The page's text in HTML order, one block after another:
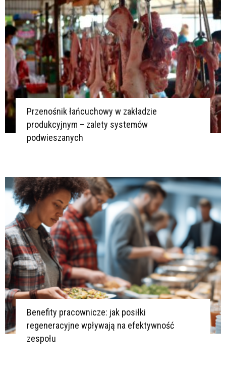
Przenośnik łańcuchowy w zakładzie
produkcyjnym – zalety systemów
podwieszanych
Benefity pracownicze: jak posiłki
regeneracyjne wpływają na efektywność
zespołu